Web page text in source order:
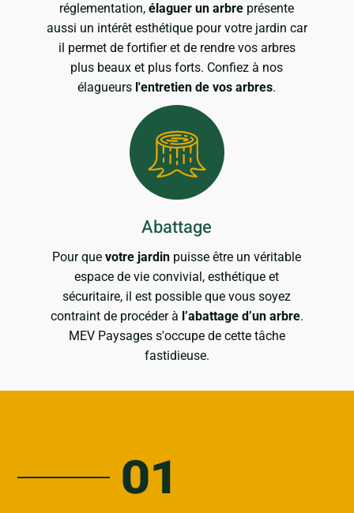
réglementation, élaguer un arbre présente
aussi un intérêt esthétique pour votre jardin car
il permet de fortifier et de rendre vos arbres
plus beaux et plus forts. Confiez à nos
élagueurs l'entretien de vos arbres.
Abattage
Pour quevotre jardin puisse être un véritable
espace de vie convivial, esthétique et
sécuritaire, il est possible que vous soyez
contraint de procéder à l’abattage d’un arbre.
MEV Paysages s'occupe de cette tâche
fastidieuse.